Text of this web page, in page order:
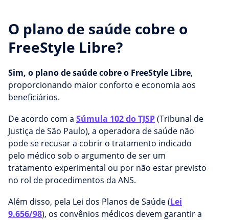
O plano de saúde cobre o
FreeStyle Libre?
Sim, o plano de saúde cobre o FreeStyle Libre,
proporcionando maior conforto e economia aos
beneficiários.
De acordo com a Súmula 102 do TJSP(Tribunal de
Justiça de São Paulo), a operadora de saúde não
pode se recusar a cobrir o tratamento indicado
pelo médico sob o argumento de ser um
tratamento experimental ou por não estar previsto
no rol de procedimentos da ANS.
Além disso, pela Lei dos Planos de Saúde (Lei
9.656/98), os convênios médicos devem garantir a